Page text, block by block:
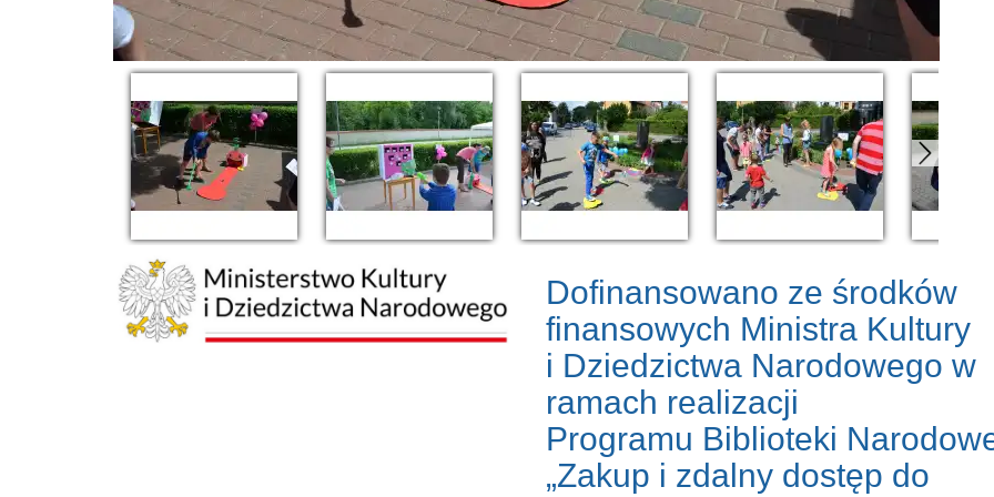
Dofinansowano ze środków
finansowych Ministra Kultury
i Dziedzictwa Narodowego w
ramach realizacji
Programu Biblioteki
„Zakup i zdalny dostęp do